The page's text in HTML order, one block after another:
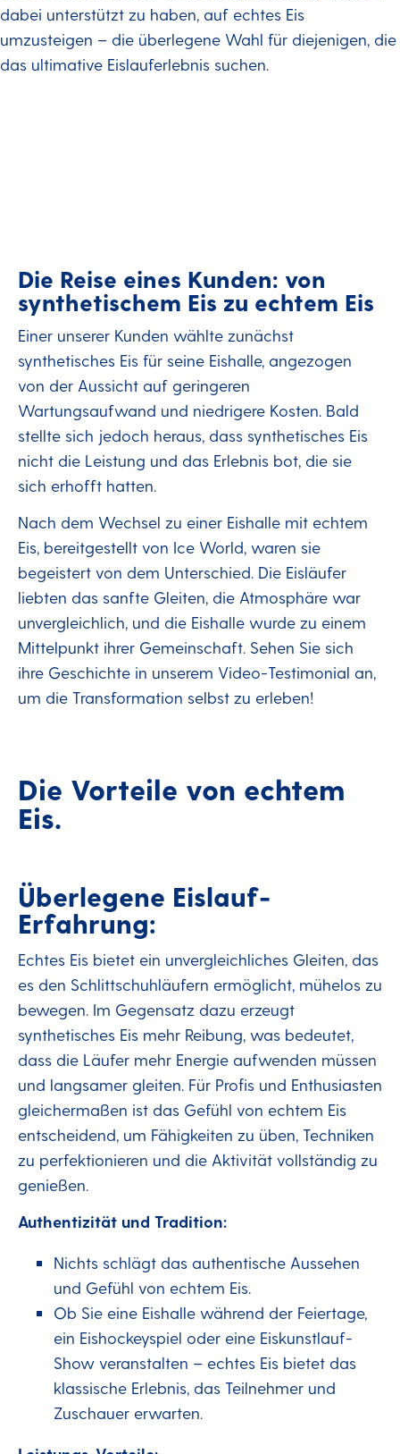
dabei unterstützt zu haben, auf echtes Eis
umzusteigen – die überlegene Wahl für diejenigen, die
das ultimative Eislauferlebnis suchen.
Die Reise eines Kunden: von
synthetischem Eis zu echtem Eis
Einer unserer Kunden wählte zunächst
synthetisches Eis für seine Eishalle, angezogen
von der Aussicht auf geringeren
Wartungsaufwand und niedrigere Kosten. Bald
stellte sich jedoch heraus, dass synthetisches Eis
nicht die Leistung und das Erlebnis bot, die sie
sich erhofft hatten.
Nach dem Wechsel zu einer Eishalle mit echtem
Eis, bereitgestellt von Ice World, waren sie
begeistert von dem Unterschied. Die Eisläufer
liebten das sanfte Gleiten, die Atmosphäre war
unvergleichlich, und die Eishalle wurde zu einem
Mittelpunkt ihrer Gemeinschaft. Sehen Sie sich
ihre Geschichte in unserem Video-Testimonial an,
um die Transformation selbst zu erleben!
Die Vorteile von echtem
Eis.
Überlegene Eislauf-
Erfahrung:
Echtes Eis bietet ein unvergleichliches Gleiten, das
es den Schlittschuhläufern ermöglicht, mühelos zu
bewegen. Im Gegensatz dazu erzeugt
synthetisches Eis mehr Reibung, was bedeutet,
dass die Läufer mehr Energie aufwenden müssen
und langsamer gleiten. Für Profis und Enthusiasten
gleichermaßen ist das Gefühl von echtem Eis
entscheidend, um Fähigkeiten zu üben, Techniken
zu perfektionieren und die Aktivität vollständig zu
genießen.
Authentizität und Tradition:
Nichts schlägt das authentische Aussehen
und Gefühl von echtem Eis.
Ob Sie eine Eishalle während der Feiertage,
ein Eishockeyspiel oder eine Eiskunstlauf-
Show veranstalten – echtes Eis bietet das
klassische Erlebnis, das Teilnehmer und
Zuschauer erwarten.